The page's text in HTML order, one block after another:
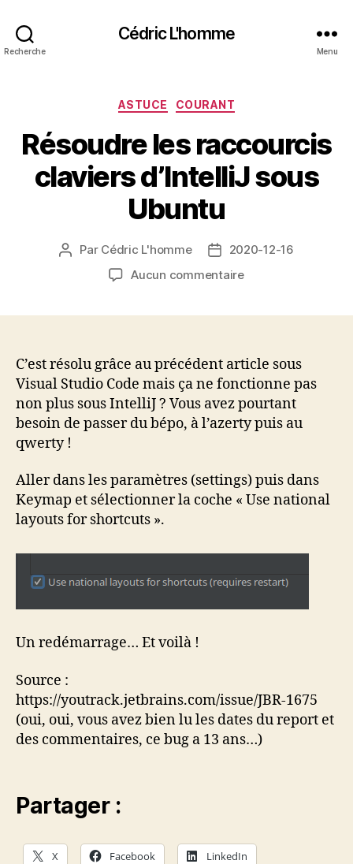
Recherche
Cédric L'homme
Menu
Catégories
ASTUCE COURANT
Résoudre les raccourcis
claviers d’IntelliJ sous
Ubuntu
Auteur
Par Cédric L'homme
Date2020-12-16
Aucun commentairesur
d’IntelliJ
sous
C’est résolu grâce au précédent article sous
Visual Studio Code mais ça ne fonctionne pas
non plus sous IntelliJ ? Vous avez pourtant
besoin de passer du bépo, à l’azerty puis au
qwerty !
Aller dans les paramètres (settings) puis dans
Keymap et sélectionner la coche « Use national
layouts for shortcuts ».
Un redémarrage… Et voilà !
Source :
https://youtrack.jetbrains.com/issue/JBR-1675
(oui, oui, vous avez bien lu les dates du report et
des commentaires, ce bug a 13 ans…)
Partager :
X Facebook LinkedIn